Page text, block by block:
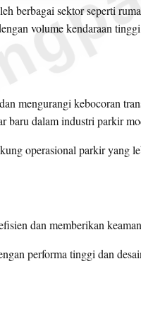
berbagai sektor seperti
volume kendaraan
mengurangi kebocoran
baru dalam industri parkir
operasional parkir yang
dan memberikan
performa tinggi dan